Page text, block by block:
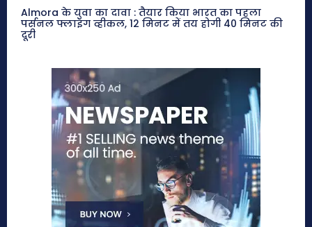
Almora के युवा का दावा : तैयार किया भारत का पहला
पर्सनल फ्लाइंग व्हीकल, 12 मिनट में तय होगी 40 मिनट की
दूरी